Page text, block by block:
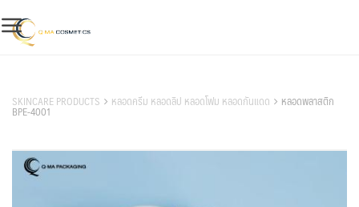
to
content
SKINCARE PRODUCTS หลอดครีม หลอดลิป หลอดโฟม หลอดกันแดด หลอดพลาสติก
BPE-4001